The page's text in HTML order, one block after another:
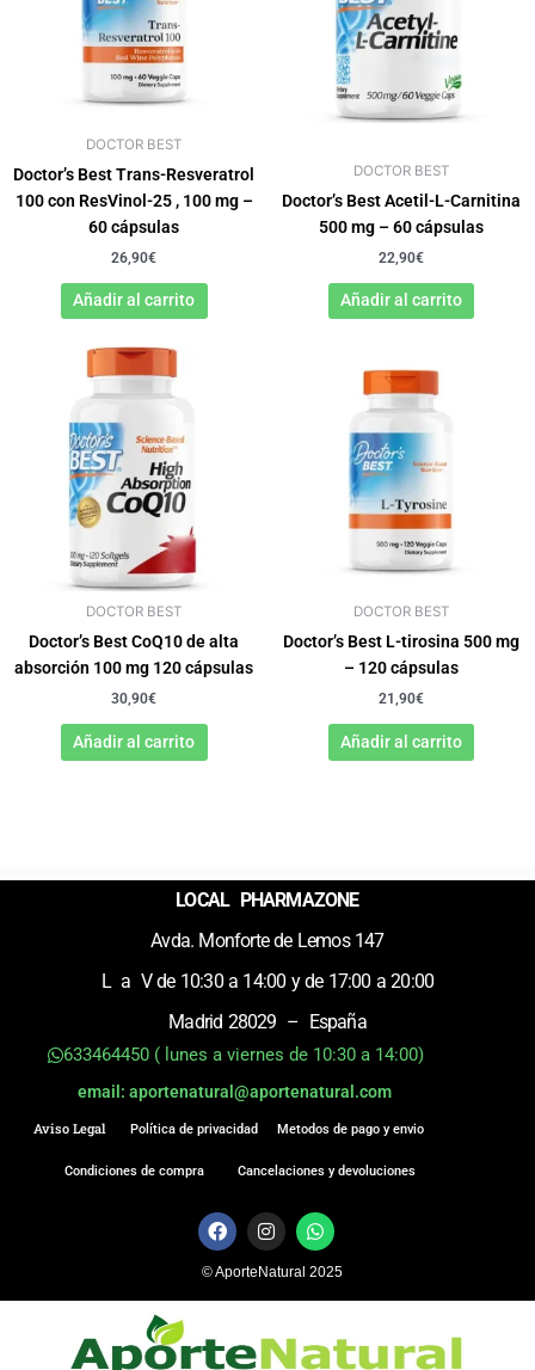
DOCTOR BEST
Doctor’s Best Trans-Resveratrol
100 con ResVinol-25 , 100 mg –
60 cápsulas
26,90€
Añadir al carrito
DOCTOR BEST
Doctor’s Best Acetil-L-Carnitina
500 mg – 60 cápsulas
22,90€
Añadir al carrito
DOCTOR BEST
Doctor’s Best CoQ10 de alta
absorción 100 mg 120 cápsulas
30,90€
Añadir al carrito
DOCTOR BEST
Doctor’s Best L-tirosina 500 mg
– 120 cápsulas
21,90€
Añadir al carrito
LOCAL PHARMAZONE
Avda. Monforte de Lemos 147
L a V de 10:30 a 14:00 y de 17:00 a 20:00
Madrid 28029 – España
633464450 ( lunes a viernes de 10:30 a 14:00)
email: aportenatural@aportenatural.com
Aviso Legal Política de privacidad
Condiciones de compra
Metodos de pago y envio
Cancelaciones y devoluciones
F
a
e
b
o
k
I
n
t
a
r
a
W
h
t
s
p
© AporteNatural 2025